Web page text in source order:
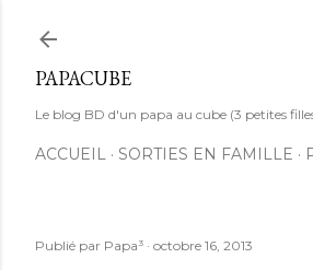
PAPACUBE
Le blog BD d'un papa au cube (3 petites
ACCUEIL SORTIES EN FAMILLE
Publié par Papa³ octobre 16, 2013